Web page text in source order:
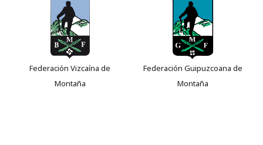
Federación Vizcaína de
Montaña
Federación Guipuzcoana de
Montaña